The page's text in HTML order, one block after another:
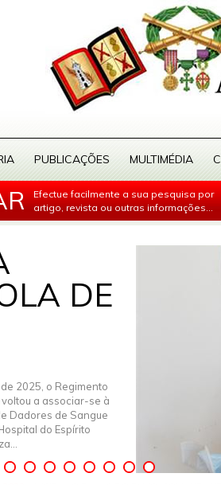
PUBLICAÇÕES MULTIMÉDIA
Efectue facilmente a sua pesquisa por
artigo, revista ou outras informações...
DE
2025, o Regimento
voltou a associar-se à
Dadores de Sangue
do Espírito